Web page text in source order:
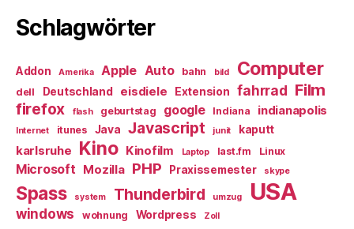
Schlagwörter
Addon Amerika Apple Auto bahn bild Computer
dell Deutschland eisdiele Extension fahrrad Film
firefox flash geburtstag google Indiana indianapolis
Internet itunes Java Javascript junit kaputt
karlsruhe Kino Kinofilm Laptop last.fm Linux
Microsoft Mozilla PHP Praxissemester skype
Spass system Thunderbird umzug USA
windows wohnung Wordpress Zoll